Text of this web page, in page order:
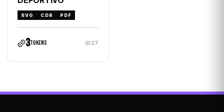
SVG CDR PDF
3tokens 27